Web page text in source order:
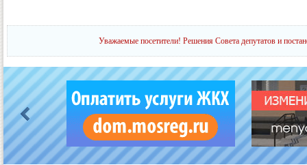
Уважаемые посетители! Решения Совета депутатов и